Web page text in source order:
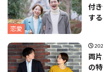
恋愛
付
す
両
の